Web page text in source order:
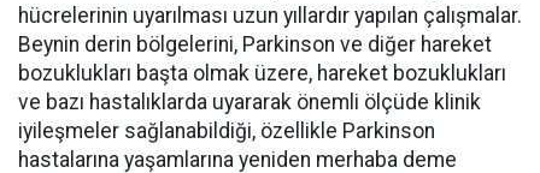
hücrelerinin uyarılması uzun yıllardır yapılan çalışmalar.
Beynin derin bölgelerini, Parkinson ve diğer hareket
bozuklukları başta olmak üzere, hareket bozuklukları
ve bazı hastalıklarda uyararak önemli ölçüde klinik
iyileşmeler sağlanabildiği, özellikle Parkinson
hastalarına yaşamlarına yeniden merhaba deme